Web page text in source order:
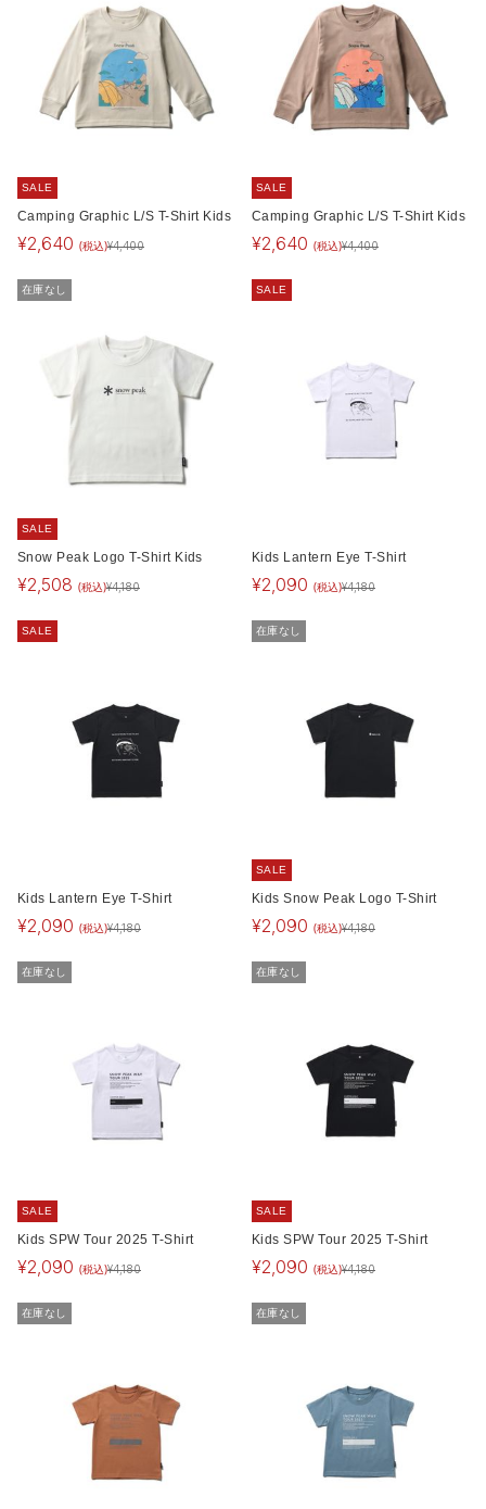
SALE
Camping Graphic L/S T-Shirt Kids
¥2,640 (税込)¥4,400
SALE
Camping Graphic L/S T-Shirt Kids
¥2,640 (税込)¥4,400
在庫なし
SALE
Snow Peak Logo T-Shirt Kids
¥2,508 (税込)¥4,180
SALE
Kids Lantern Eye T-Shirt
¥2,090 (税込)¥4,180
SALE
Kids Lantern Eye T-Shirt
¥2,090 (税込)¥4,180
在庫なし
SALE
Kids Snow Peak Logo T-Shirt
¥2,090 (税込)¥4,180
在庫なし
SALE
Kids SPW Tour 2025 T-Shirt
¥2,090 (税込)¥4,180
在庫なし
SALE
Kids SPW Tour 2025 T-Shirt
¥2,090 (税込)¥4,180
在庫なし 在庫なし